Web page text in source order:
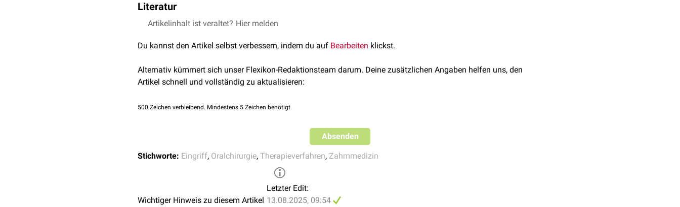
einzudämmen. Da das Risiko eines
als bessere Therapie betrachtet.
Literatur
ZWP-Online ,,Wann und warum ist der Einsatz eines Lasers sinnvoll?'' 12.08.2025; 22:44 Uhr
Artikelinhalt ist veraltet? Hier melden
Du kannst den Artikel selbst verbessern, indem du auf Bearbeiten klickst.
Alternativ kümmert sich unser Flexikon-Redaktionsteam darum. Deine zusätzlichen Angaben helfen uns, den
Artikel schnell und vollständig zu aktualisieren:
500 Zeichen verbleibend. Mindestens 5 Zeichen benötigt.
Absenden
Stichworte: Eingriff, Oralchirurgie, Therapieverfahren, Zahmmedizin
Wichtiger Hinweis zu diesem Artikel
Letzter Edit:
13.08.2025, 09:54